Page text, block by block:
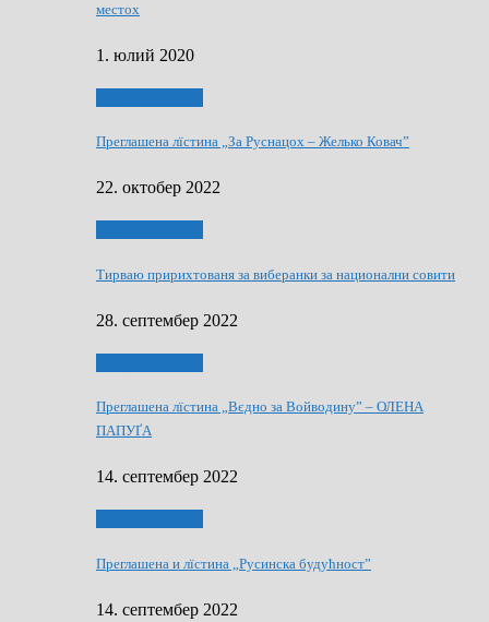
местох
1. юлий 2020
Преглашена лїстина „За Руснацох – Желько Ковач”
22. октобер 2022
Тирваю пририхтованя за виберанки за национални совити
28. септембер 2022
Преглашена лїстина „Вєдно за Войводину” – ОЛЕНА
ПАПУҐА
14. септембер 2022
Преглашена и лїстина „Русинска будућност”
14. септембер 2022